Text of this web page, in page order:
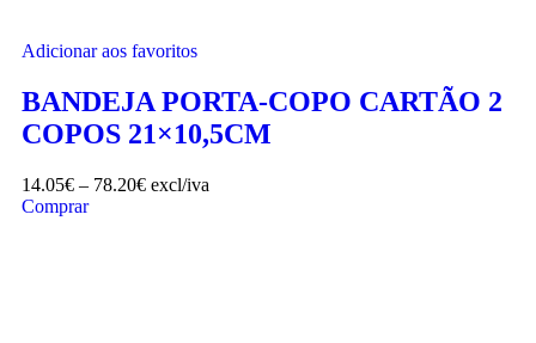
Adicionar aos favoritos
BANDEJA PORTA-COPO CARTÃO 2
COPOS 21×10,5CM
14.05€ – 78.20€ excl/iva
Comprar